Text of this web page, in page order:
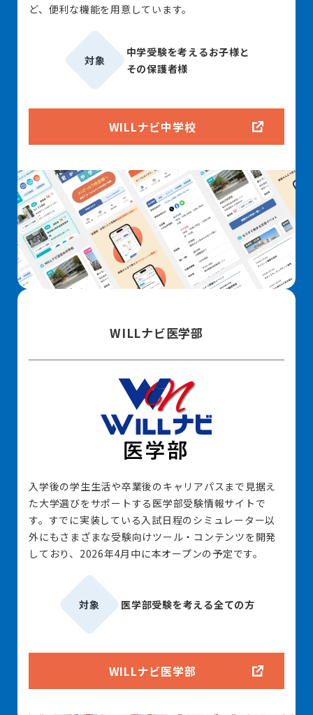
ど、便利な機能を用意しています。
対象
中学受験を考えるお子様と
その保護者様
WILLナビ中学校
WILLナビ医学部
入学後の学生生活や卒業後のキャリアパスまで見据え
た大学選びをサポートする医学部受験情報サイトで
す。すでに実装している入試日程のシミュレーター以
外にもさまざまな受験向けツール・コンテンツを開発
しており、2026年4月中に本オープンの予定です。
対象 医学部受験を考える全ての方
WILLナビ医学部